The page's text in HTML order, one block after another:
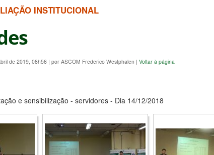
INSTITUCIONAL
de 2019, 08h56 | por ASCOM Frederico Westphalen | Voltar à página
e sensibilização - servidores - Dia 14/12/2018